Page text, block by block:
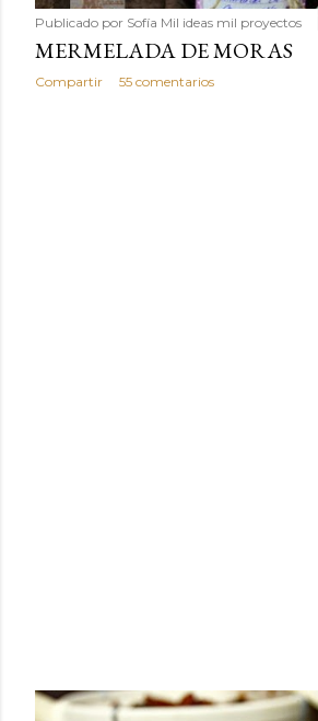
Publicado por Sofía Mil ideas mil proyectos
MERMELADA DE MORAS
Compartir 55 comentarios